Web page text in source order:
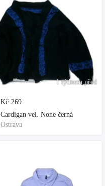
1 týdnem před
Kč 269
Cardigan vel. None černá
Ostrava